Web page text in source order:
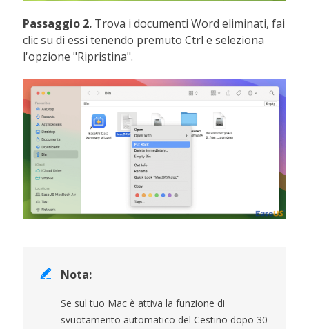
Passaggio 2. Trova i documenti Word eliminati, fai
clic su di essi tenendo premuto Ctrl e seleziona
l'opzione "Ripristina".
 Nota:
Se sul tuo Mac è attiva la funzione di
svuotamento automatico del Cestino dopo 30